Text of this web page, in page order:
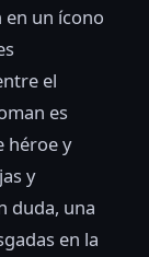
en un ícono
el
es
héroe y
y
duda, una
en la